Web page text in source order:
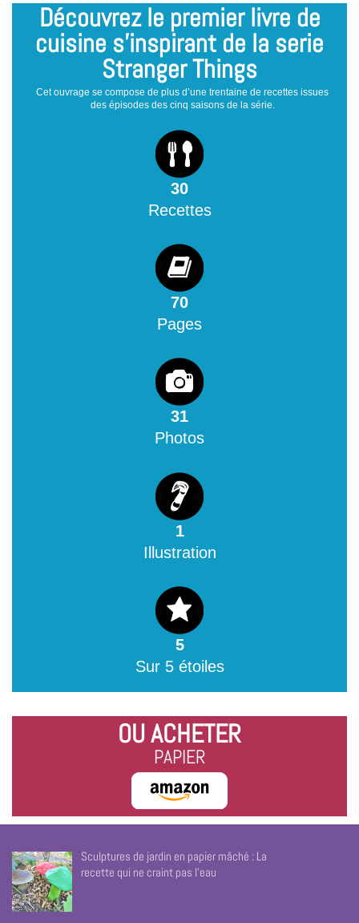
Découvrez le premier livre de
cuisine s’inspirant de la serie
Stranger Things
Cet ouvrage se compose de plus d’une trentaine de recettes issues
des épisodes des cinq saisons de la série.
30
Recettes
70
Pages
31
Photos
1
Illustration
5
Sur 5 étoiles
OU ACHETER
PAPIER
Sculptures de jardin en papier mâché : La
recette qui ne craint pas l’eau